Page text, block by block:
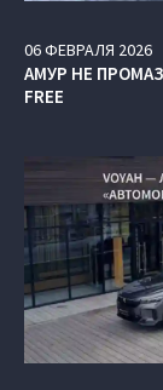
06ФЕВРАЛЯ 2026
АМУР НЕ
FREE